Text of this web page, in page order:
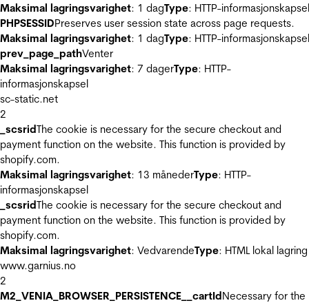
Maksimal lagringsvarighet: 1 dagType: HTTP-informasjonskapsel
PHPSESSIDPreserves user session state across page requests.
Maksimal lagringsvarighet: 1 dagType: HTTP-informasjonskapsel
prev_page_pathVenter
Maksimal lagringsvarighet: 7 dagerType: HTTP-
informasjonskapsel
sc-static.net
2
_scsridThe cookie is necessary for the secure checkout and
payment function on the website. This function is provided by
shopify.com.
Maksimal lagringsvarighet: 13 månederType: HTTP-
informasjonskapsel
_scsridThe cookie is necessary for the secure checkout and
payment function on the website. This function is provided by
shopify.com.
Maksimal lagringsvarighet: VedvarendeType: HTML lokal lagring
www.garnius.no
2
M2_VENIA_BROWSER_PERSISTENCE__cartIdNecessary for the